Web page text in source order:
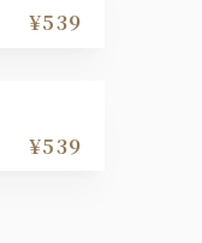
¥539
¥539